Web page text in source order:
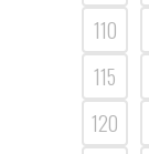
110
115
120